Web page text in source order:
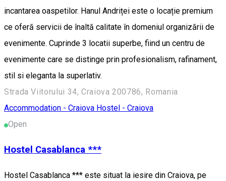
incantarea oaspetilor. Hanul Andriței este o locație premium
ce oferă servicii de înaltă calitate în domeniul organizării de
evenimente. Cuprinde 3 locatii superbe, fiind un centru de
evenimente care se distinge prin profesionalism, rafinament,
stil si eleganta la superlativ.
Strada Viitorului 34, Craiova 200786, Romania
Accommodation - Craiova Hostel - Craiova
Open
Hostel Casablanca ***
Hostel Casablanca *** este situat la iesire din Craiova, pe